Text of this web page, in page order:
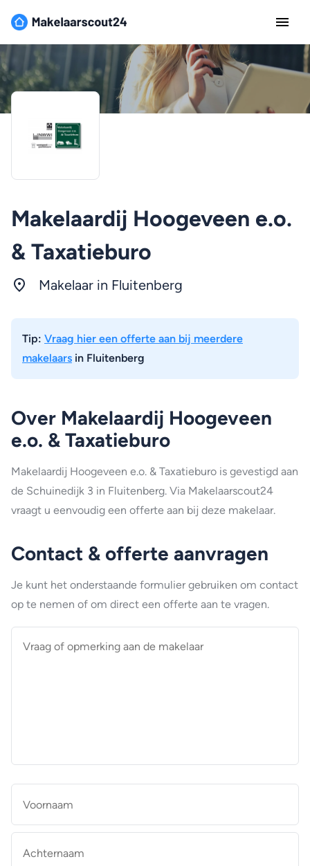
Makelaardij Hoogeveen e.o.
& Taxatieburo
Makelaar in Fluitenberg
Tip: Vraag hier een offerte aan bij meerdere
makelaars in Fluitenberg
Over Makelaardij Hoogeveen
e.o. & Taxatieburo
Makelaardij Hoogeveen e.o. & Taxatieburo is gevestigd aan
de Schuinedijk 3 in Fluitenberg. Via Makelaarscout24
vraagt u eenvoudig een offerte aan bij deze makelaar.
Contact & offerte aanvragen
Je kunt het onderstaande formulier gebruiken om contact
op te nemen of om direct een offerte aan te vragen.